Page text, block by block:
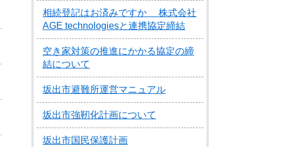
相続登記はお済みですか 株式会社
AGE technologiesと連携協定締結
空き家対策の推進にかかる協定の締
結について
坂出市避難所運営マニュアル
坂出市強靭化計画について
坂出市国民保護計画